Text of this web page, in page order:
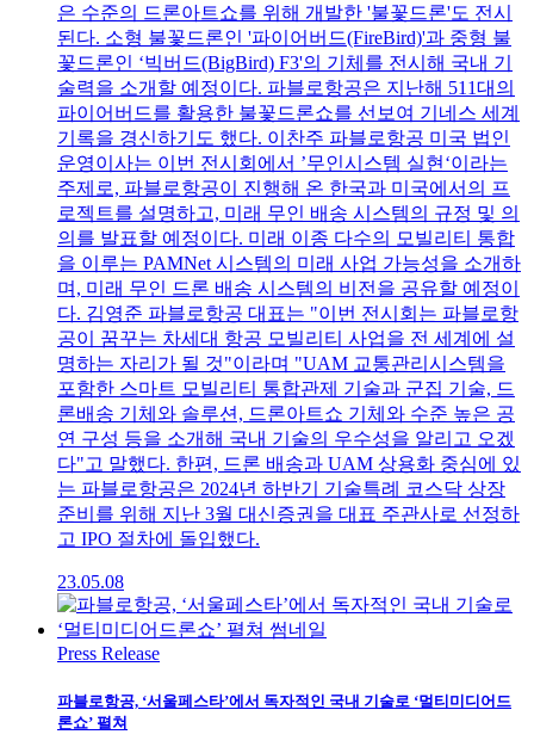
은 수준의 드론아트쇼를 위해 개발한 '불꽃드론'도 전시
된다. 소형 불꽃드론인 '파이어버드(FireBird)'과 중형 불
꽃드론인 ‘빅버드(BigBird) F3'의 기체를 전시해 국내 기
술력을 소개할 예정이다. 파블로항공은 지난해 511대의
파이어버드를 활용한 불꽃드론쇼를 선보여 기네스 세계
기록을 경신하기도 했다. 이찬주 파블로항공 미국 법인
운영이사는 이번 전시회에서 ’무인시스템 실현‘이라는
주제로, 파블로항공이 진행해 온 한국과 미국에서의 프
로젝트를 설명하고, 미래 무인 배송 시스템의 규정 및 의
의를 발표할 예정이다. 미래 이종 다수의 모빌리티 통합
을 이루는 PAMNet 시스템의 미래 사업 가능성을 소개하
며, 미래 무인 드론 배송 시스템의 비전을 공유할 예정이
다. 김영준 파블로항공 대표는 "이번 전시회는 파블로항
공이 꿈꾸는 차세대 항공 모빌리티 사업을 전 세계에 설
명하는 자리가 될 것"이라며 "UAM 교통관리시스템을
포함한 스마트 모빌리티 통합관제 기술과 군집 기술, 드
론배송 기체와 솔루션, 드론아트쇼 기체와 수준 높은 공
연 구성 등을 소개해 국내 기술의 우수성을 알리고 오겠
다"고 말했다. 한편, 드론 배송과 UAM 상용화 중심에 있
는 파블로항공은 2024년 하반기 기술특례 코스닥 상장
준비를 위해 지난 3월 대신증권을 대표 주관사로 선정하
고 IPO 절차에 돌입했다.
23.05.08
Press Release
파블로항공, ‘서울페스타’에서 독자적인 국내 기술로 ‘멀티미디어드
론쇼’ 펼쳐